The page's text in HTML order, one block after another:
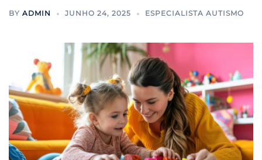
BY ADMIN JUNHO 24, 2025 ESPECIALISTA AUTISMO